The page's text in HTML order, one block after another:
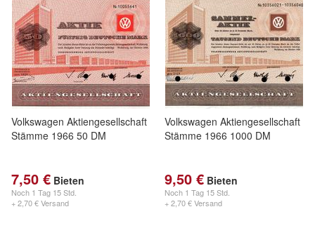
Volkswagen Aktiengesellschaft
Stämme 1966 50 DM
7,50 € Bieten
Noch 1 Tag 15 Std.
+ 2,70 € Versand
Volkswagen Aktiengesellschaft
Stämme 1966 1000 DM
9,50 € Bieten
Noch 1 Tag 15 Std.
+ 2,70 € Versand